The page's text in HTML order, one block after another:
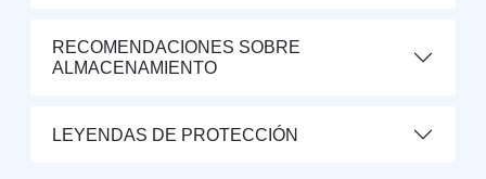
RECOMENDACIONES SOBRE
ALMACENAMIENTO
LEYENDAS DE PROTECCIÓN